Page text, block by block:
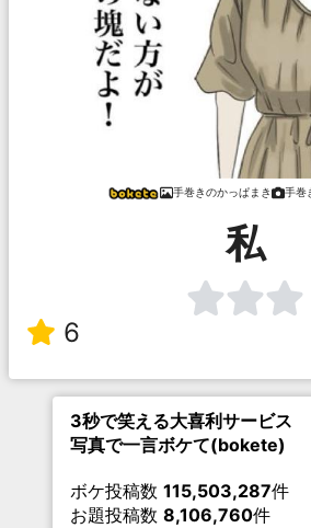
手巻きのかっぱまき 手巻
私
6
3秒で笑える大喜利サービス
写真で一言ボケて(bokete)
ボケ投稿数 115,503,287件
お題投稿数 8,106,760件